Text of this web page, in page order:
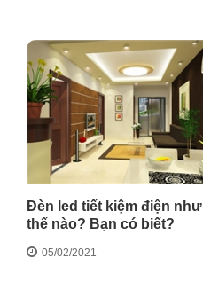
Đèn led tiết kiệm điện như
thế nào? Bạn có biết?
05/02/2021